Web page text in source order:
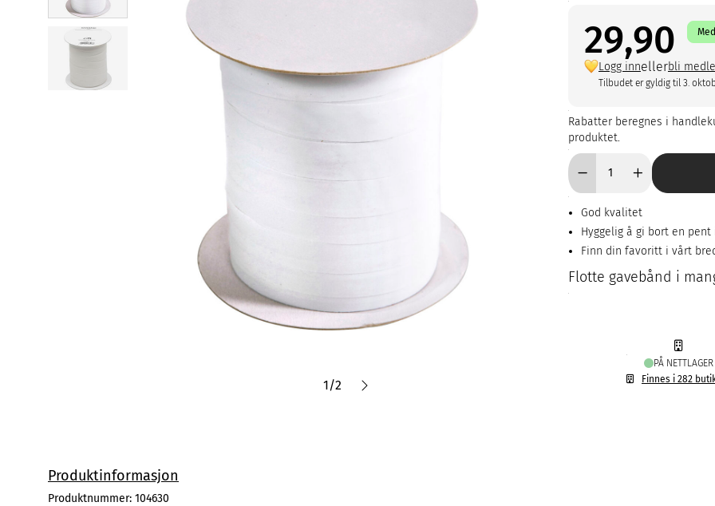
1/2
29,90
Logg innellerbli
Tilbudet er gyldig til 3.
Rabatter beregnes i
produktet.
God kvalitet
Hyggelig å gi bort en
Finn din favoritt i vårt
Flotte gavebånd i
PÅ NETTLAGER
Finnes i 282
Produktinformasjon
Produktnummer: 104630